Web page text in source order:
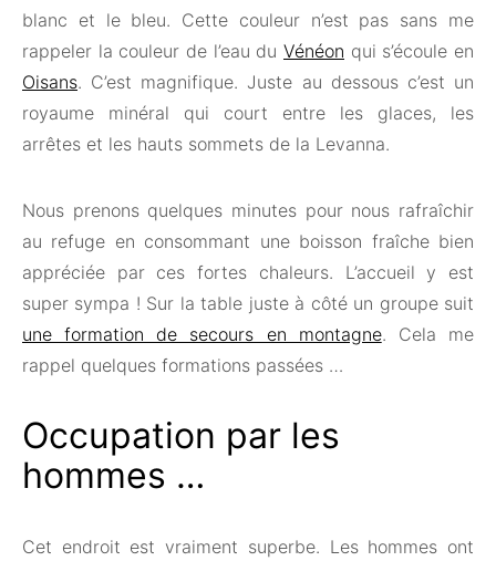
blanc et le bleu. Cette couleur n’est pas sans me
rappeler la couleur de l’eau du Vénéon qui s’écoule en
Oisans. C’est magnifique. Juste au dessous c’est un
royaume minéral qui court entre les glaces, les
arrêtes et les hauts sommets de la Levanna.
Nous prenons quelques minutes pour nous rafraîchir
au refuge en consommant une boisson fraîche bien
appréciée par ces fortes chaleurs. L’accueil y est
super sympa ! Sur la table juste à côté un groupe suit
une formation de secours en montagne. Cela me
rappel quelques formations passées …
Occupation par les
hommes …
Cet endroit est vraiment superbe. Les hommes ont